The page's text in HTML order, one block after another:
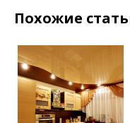
Похожие